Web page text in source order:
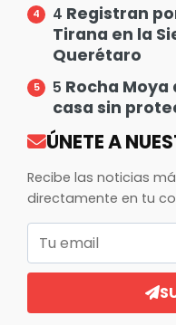
4 Registran
Tirana en la
Querétaro
5 Rocha
casa sin
ÚNETE A
Recibe las noticias
directamente en tu
Correo electrónico